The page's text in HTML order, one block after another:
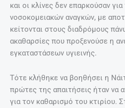
και οι κλίνες δεν επαρκούσαν
νοσοκομειακών αναγκών, με
κείτονται στους διαδρόμους
ακαθαρσίες που προξενούσε η
εγκαταστάσεων υγιεινής.
Τότε κλήθηκε να βοηθήσει η
πρώτες της απαιτήσεις ήταν να
για τον καθαρισμό του κτιρίου.